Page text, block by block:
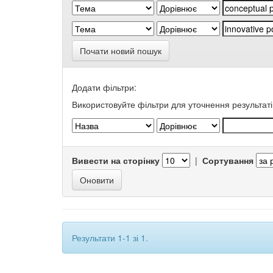
Почати новий пошук
Додати фільтри:
Використовуйте фільтри для уточнення
Вивести на сторінку | Сортування
Результати 1-1 зі 1.